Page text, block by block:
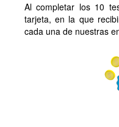
Al completar los 10
tarjeta, en la que
cada una de nuestras